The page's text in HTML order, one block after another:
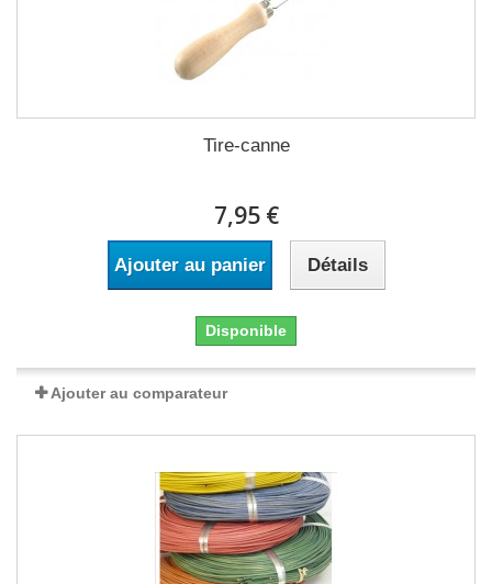
Tire-canne
7,95 €
Ajouter au panier Détails
Disponible
Ajouter au comparateur